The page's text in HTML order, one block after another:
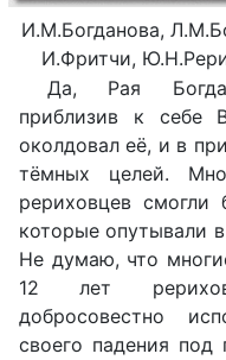
И.М.Богданова,
И.Фритчи,
Да, Рая
приблизив к себе
околдовал её, и в
тёмных целей.
рериховцев
которые опутывали
Не думаю, что
12 лет
добросовестно
своего падения под